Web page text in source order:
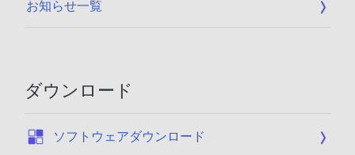
お知らせ一覧
ダウンロード
ソフトウェアダウンロード